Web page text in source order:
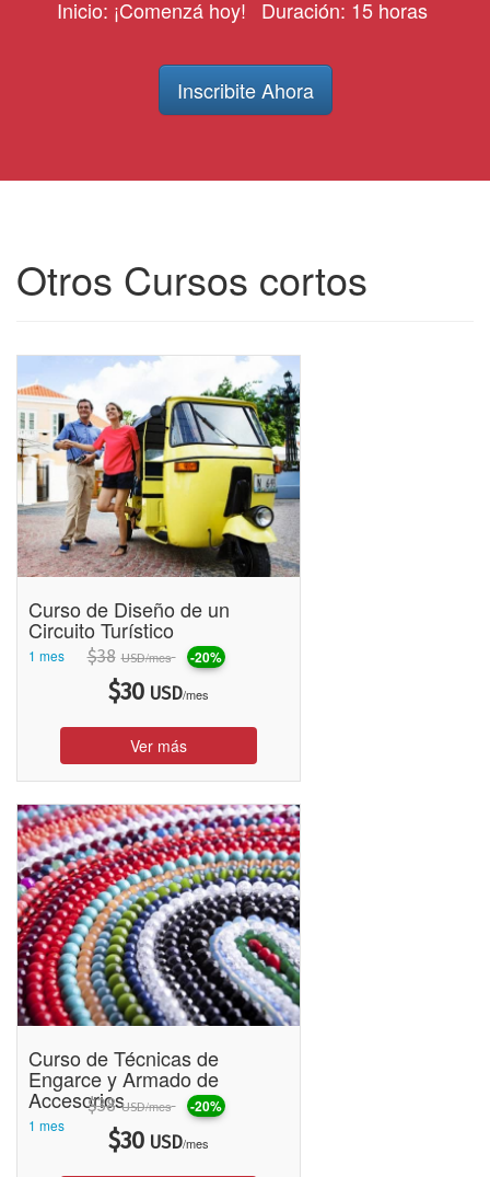
Inicio: ¡Comenzá hoy! Duración: 15 horas
Inscribite Ahora
Otros Cursos cortos
Curso de Diseño de un
Circuito Turístico
1 mes $38 USD/mes -20%
$30 USD/mes
Ver más
Curso de Técnicas de
Engarce y Armado de
Accesorios
1 mes
$38 USD/mes -20%
$30 USD/mes